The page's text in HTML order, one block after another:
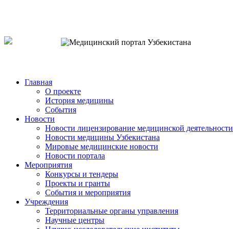
Главная
О проекте
История медицины
События
Новости
Новости лицензирование медицинской деятельности
Новости медицины Узбекистана
Мировые медицинские новости
Новости портала
Мероприятия
Конкурсы и тендеры
Проекты и гранты
События и мероприятия
Учреждения
Территориальные органы управления
Научные центры